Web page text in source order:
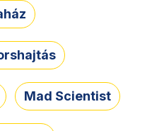
Mad Scientist